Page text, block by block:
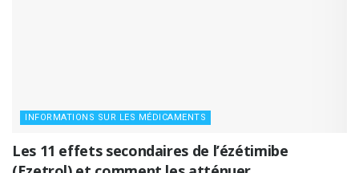
INFORMATIONS SUR LES MÉDICAMENTS
Les 11 effets secondaires de l’ézétimibe